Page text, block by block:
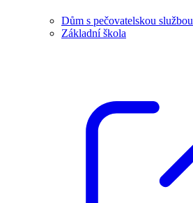
Dům s pečovatelskou službou
Základní škola